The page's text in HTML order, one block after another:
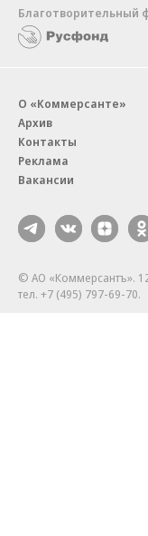
Благотворительный
О «Коммерсанте»
Архив
Контакты
Реклама
Вакансии
© АО «Коммерсантъ».
тел. +7 (495) 797-69-70.